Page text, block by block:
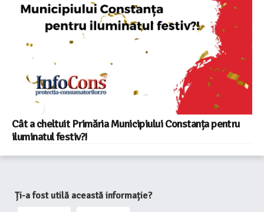
Cât a cheltuit Primăria Municipiului Constanța pentru
iluminatul festiv?!
Ți-a fost utilă această informație?